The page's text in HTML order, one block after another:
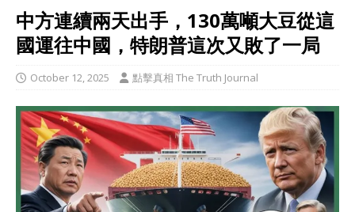
中方連續兩天出手，130萬噸大豆從這
國運往中國，特朗普這次又敗了一局
October 12, 2025 點擊真相 The Truth Journal